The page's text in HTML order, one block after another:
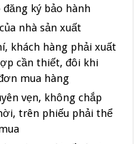
ký bảo hành
nhà sản xuất
khách hàng phải xuất
cần thiết, đôi khi
mua hàng
vẹn, không chắp
trên phiếu phải thể